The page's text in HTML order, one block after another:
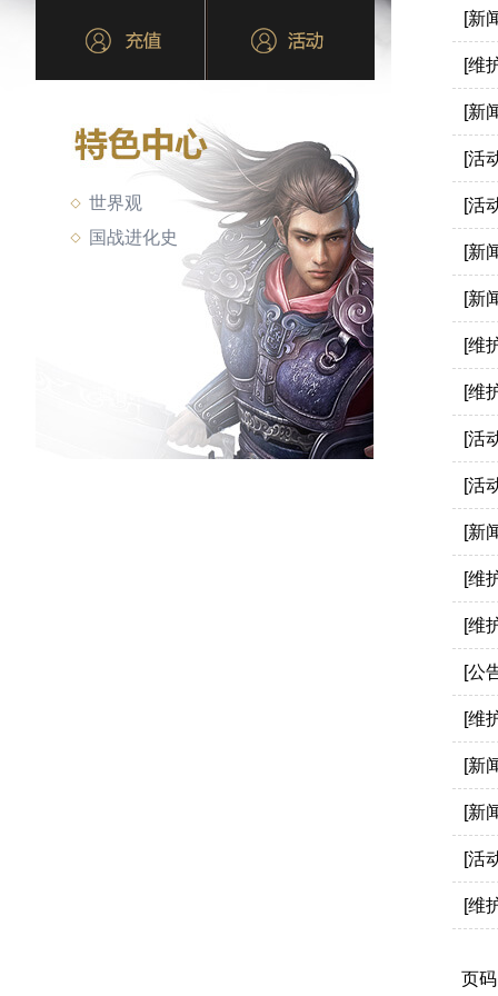
世界观
国战进化史
[新
[维
[新
[活
[活
[新
[新
[维
[维
[活
[活
[新
[维
[维
[公
[维
[新
[新
[活
[维
页